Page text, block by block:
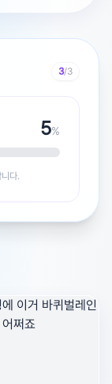
가능합니다.
3/3
5%
다.